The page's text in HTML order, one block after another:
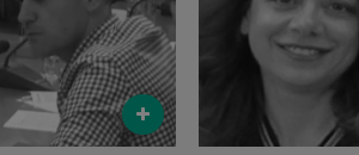
Phone Phone
2500 2590